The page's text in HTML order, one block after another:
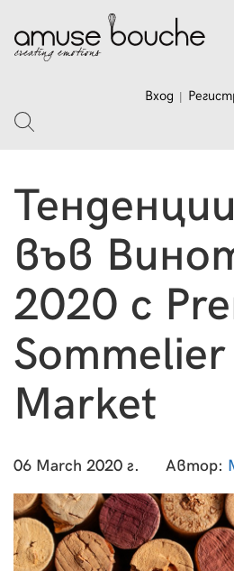
Вход
във
2020 с
Sommelier
Market
06 March 2020 г. Автор: